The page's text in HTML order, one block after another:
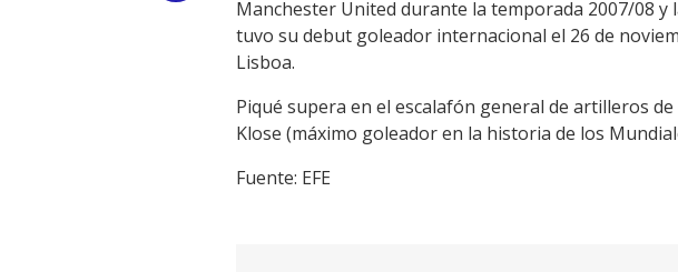
Link
Manchester United durante la temporada 2007/08
tuvo su debut goleador internacional el 26 de
Lisboa.
Piqué supera en el escalafón general de artilleros
Klose (máximo goleador en la historia de los
Fuente: EFE